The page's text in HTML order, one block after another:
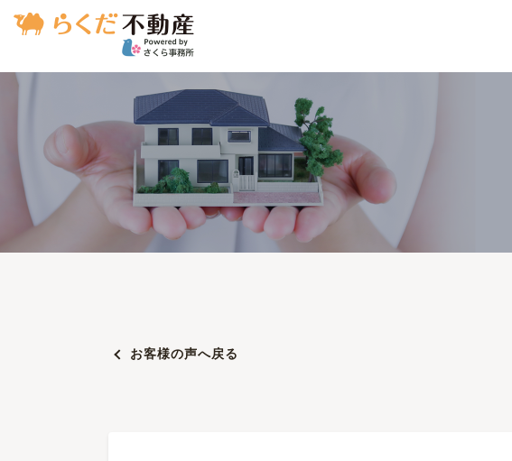
お客様の声へ戻る